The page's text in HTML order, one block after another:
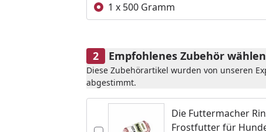
1 x 500 Gramm
Empfohlenes Zubehör wählen
Diese Zubehörartikel wurden von unseren
abgestimmt.
Die Futtermacher
Frostfutter für